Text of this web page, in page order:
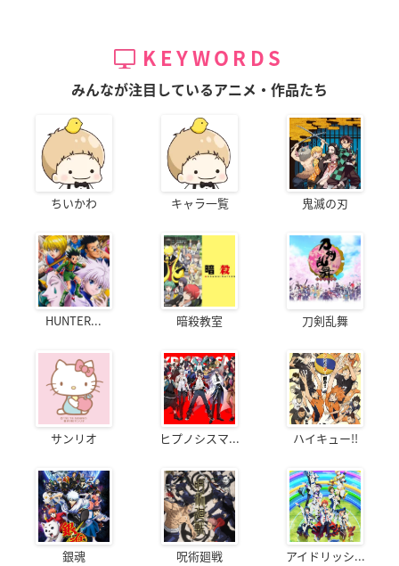
KEYWORDS
みんなが注目しているアニメ・作品たち
ちいかわ キャラ一覧 鬼滅の刃
HUNTER... 暗殺教室 刀剣乱舞
サンリオ ヒプノシスマ... ハイキュー!!
銀魂 呪術廻戦 アイドリッシ...